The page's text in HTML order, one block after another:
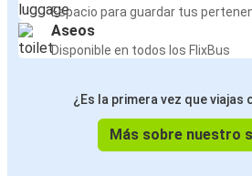
Espacio para guardar tus
Aseos
Disponible en todos los FlixBus
¿Es la primera vez que
Más sobre nuestro